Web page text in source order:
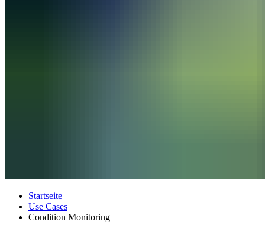
Startseite
Use Cases
Condition Monitoring